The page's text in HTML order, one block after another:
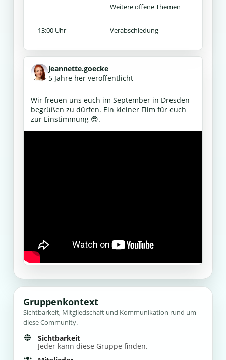
Weitere offene Themen
13:00 Uhr Verabschiedung
jeannette.goecke
5 Jahre her veröffentlicht
Wir freuen uns euch im September in Dresden
begrüßen zu dürfen. Ein kleiner Film für euch
zur Einstimmung 😎.
Gruppenkontext
Sichtbarkeit, Mitgliedschaft und Kommunikation rund um
diese Community.
Sichtbarkeit
Jeder kann diese Gruppe finden.